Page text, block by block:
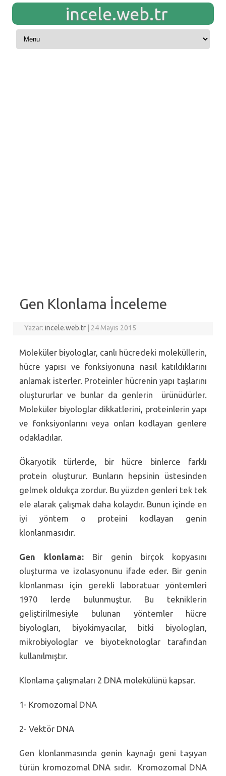
incele.web.tr
Skip to content
Gen Klonlama İnceleme
Yazar:incele.web.tr 24 Mayıs 2015
Moleküler biyologlar, canlı hücredeki moleküllerin,
hücre yapısı ve fonksiyonuna nasıl katıldıklarını
anlamak isterler. Proteinler hücrenin yapı taşlarını
oluştururlar ve bunlar da genlerin ürünüdürler.
Moleküler biyologlar dikkatlerini, proteinlerin yapı
ve fonksiyonlarını veya onları kodlayan genlere
odakladılar.
Ökaryotik türlerde, bir hücre binlerce farklı
protein oluşturur. Bunların hepsinin üstesinden
gelmek oldukça zordur. Bu yüzden genleri tek tek
ele alarak çalışmak daha kolaydır. Bunun içinde en
iyi yöntem o proteini kodlayan genin
klonlanmasıdır.
Gen klonlama: Bir genin birçok kopyasını
oluşturma ve izolasyonunu ifade eder. Bir genin
klonlanması için gerekli laboratuar yöntemleri
1970 lerde bulunmuştur. Bu tekniklerin
geliştirilmesiyle bulunan yöntemler hücre
biyologları, biyokimyacılar, bitki biyologları,
mikrobiyologlar ve biyoteknologlar tarafından
kullanılmıştır.
Klonlama çalışmaları 2 DNA molekülünü kapsar.
1- Kromozomal DNA
2- Vektör DNA
Gen klonlanmasında genin kaynağı geni taşıyan
türün kromozomal DNA sıdır. Kromozomal DNA